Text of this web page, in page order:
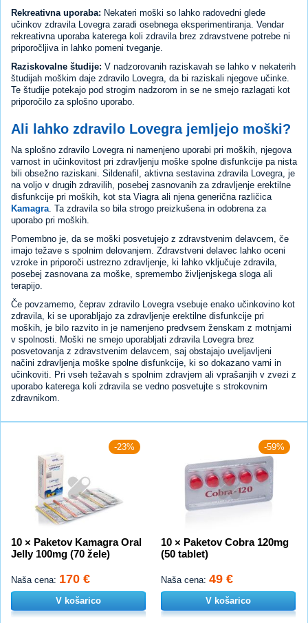
Rekreativna uporaba: Nekateri moški so lahko radovedni glede
učinkov zdravila Lovegra zaradi osebnega eksperimentiranja. Vendar
rekreativna uporaba katerega koli zdravila brez zdravstvene potrebe ni
priporočljiva in lahko pomeni tveganje.
Raziskovalne študije: V nadzorovanih raziskavah se lahko v nekaterih
študijah moškim daje zdravilo Lovegra, da bi raziskali njegove učinke.
Te študije potekajo pod strogim nadzorom in se ne smejo razlagati kot
priporočilo za splošno uporabo.
Ali lahko zdravilo Lovegra jemljejo moški?
Na splošno zdravilo Lovegra ni namenjeno uporabi pri moških, njegova
varnost in učinkovitost pri zdravljenju moške spolne disfunkcije pa nista
bili obsežno raziskani. Sildenafil, aktivna sestavina zdravila Lovegra, je
na voljo v drugih zdravilih, posebej zasnovanih za zdravljenje erektilne
disfunkcije pri moških, kot sta Viagra ali njena generična različica
Kamagra . Ta zdravila so bila strogo preizkušena in odobrena za
uporabo pri moških.
Pomembno je, da se moški posvetujejo z zdravstvenim delavcem, če
imajo težave s spolnim delovanjem. Zdravstveni delavec lahko oceni
vzroke in priporoči ustrezno zdravljenje, ki lahko vključuje zdravila,
posebej zasnovana za moške, spremembo življenjskega sloga ali
terapijo.
Če povzamemo, čeprav zdravilo Lovegra vsebuje enako učinkovino kot
zdravila, ki se uporabljajo za zdravljenje erektilne disfunkcije pri
moških, je bilo razvito in je namenjeno predvsem ženskam z motnjami
v spolnosti. Moški ne smejo uporabljati zdravila Lovegra brez
posvetovanja z zdravstvenim delavcem, saj obstajajo uveljavljeni
načini zdravljenja moške spolne disfunkcije, ki so dokazano varni in
učinkoviti. Pri vseh težavah s spolnim zdravjem ali vprašanjih v zvezi z
uporabo katerega koli zdravila se vedno posvetujte s strokovnim
zdravnikom.
-23%
10 × Paketov Kamagra Oral
Jelly 100mg (70 žele)
Naša cena: 170 €
V košarico
-59%
10 × Paketov Cobra 120mg
(50 tablet)
Naša cena: 49 €
V košarico